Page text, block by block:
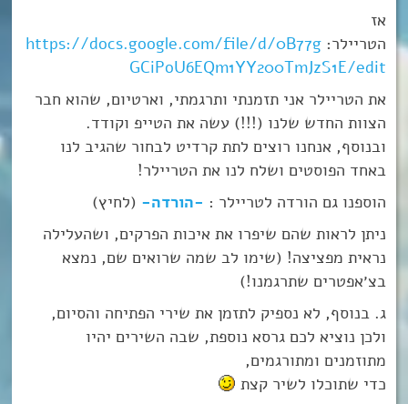
אז
הטריילר:https://docs.google.com/file/d/0B77g
GCiPoU6EQm1YY200TmJzS1E/edit
את הטריילר אני תזמנתי ותרגמתי, וארטיום, שהוא חבר
הצוות החדש שלנו (!!!) עשה את הטייפ וקודד.
ובנוסף, אנחנו רוצים לתת קרדיט לבחור שהגיב לנו
באחד הפוסטים ושלח לנו את הטריילר!
הוספנו גם הורדה לטריילר : -הורדה- (לחיץ)
ניתן לראות שהם שיפרו את איכות הפרקים, ושהעלילה
נראית מפציצה! (שימו לב שמה שרואים שם, נמצא
בצ׳אפטרים שתרגמנו!)
ג. בנוסף, לא נספיק לתזמן את שירי הפתיחה והסיום,
ולכן נוציא לכם גרסא נוספת, שבה השירים יהיו
מתוזמנים ומתורגמים,
כדי שתוכלו לשיר קצת